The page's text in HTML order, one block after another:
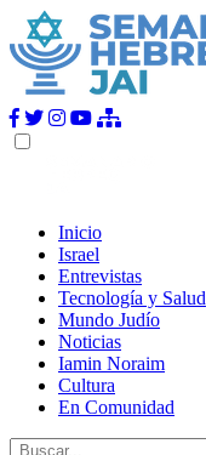
Inicio
Israel
Entrevistas
Tecnología y Salud
Mundo Judío
Noticias
Iamin Noraim
Cultura
En Comunidad